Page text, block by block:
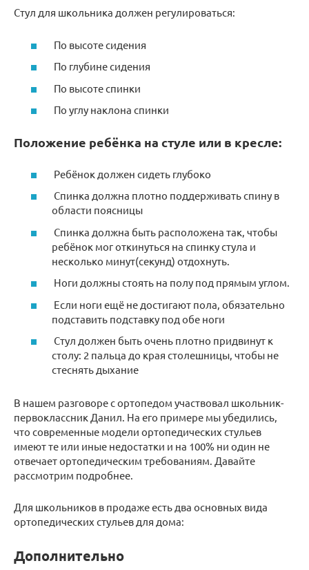
Стул для школьника должен регулироваться:
По высоте сидения
По глубине сидения
По высоте спинки
По углу наклона спинки
Положение ребёнка на стуле или в кресле:
Ребёнок должен сидеть глубоко
Спинка должна плотно поддерживать спину в
области поясницы
Спинка должна быть расположена так, чтобы
ребёнок мог откинуться на спинку стула и
несколько минут(секунд) отдохнуть.
Ноги должны стоять на полу под прямым углом.
Если ноги ещё не достигают пола, обязательно
подставить подставку под обе ноги
Стул должен быть очень плотно придвинут к
столу: 2 пальца до края столешницы, чтобы не
стеснять дыхание
В нашем разговоре с ортопедом участвовал школьник-
первоклассник Данил. На его примере мы убедились,
что современные модели ортопедических стульев
имеют те или иные недостатки и на 100% ни один не
отвечает ортопедическим требованиям. Давайте
рассмотрим подробнее.
Для школьников в продаже есть два основных вида
ортопедических стульев для дома:
Дополнительно